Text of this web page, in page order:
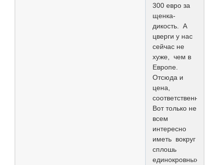
300 евро за
щенка-
дикость. А
цверги у нас
сейчас не
хуже, чем в
Европе.
Отсюда и
цена,
соответственно.
Вот только не
всем
интересно
иметь вокруг
сплошь
единокровных